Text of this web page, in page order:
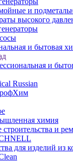
и
высокого
и бытовая
и
Russian
химия
строительства и
для изделий из